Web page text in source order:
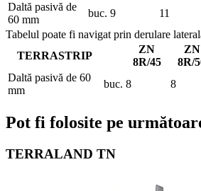
Daltă pasivă de
60 mm
buc. 9 11
Tabelul poate fi navigat prin derulare
TERRASTRIP
ZN
8R/45
ZN
8R/
Daltă pasivă de 60
mm
buc. 8 8
Pot fi folosite pe
TERRALAND TN